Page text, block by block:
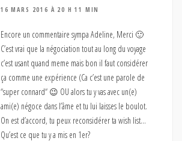
16 MARS 2016 À 20 H 11 MIN
Encore un commentaire sympa Adeline, Merci 🙂
C’est vrai que la négociation tout au long du voyage
c’est usant quand meme mais bon il faut considérer
ça comme une expérience (Ca c’est une parole de
“super connard“ 😉 OU alors tu y vas avec un(e)
ami(e) négoce dans l’âme et tu lui laisses le boulot.
On est d’accord, tu peux reconsidérer ta wish list…
Qu’est ce que tu y a mis en 1er?